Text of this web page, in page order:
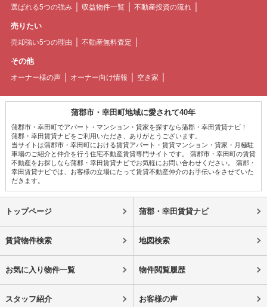
選ばれる5つの強み 収益物件一覧 不動産投資の流れ
売りたい
売却強い5つの理由 不動産無料査定
その他
オーナー様の声 オーナー向け情報 空き家
蒲郡市・幸田町地域に愛されて40年
蒲郡市・幸田町でアパート・マンション・貸家を探すなら蒲郡・幸田賃貸ナビ！
蒲郡・幸田賃貸ナビをご利用いただき、ありがとうございます。
当サイトは蒲郡市・幸田町における賃貸アパート・賃貸マンション・貸家・月極駐
車場のご紹介と仲介を行う住宅不動産賃貸専門サイトです。 蒲郡市・幸田町の賃貸
不動産をお探しなら蒲郡・幸田賃貸ナビでお気軽にお問い合わせください。 蒲郡・
幸田賃貸ナビでは、お客様の立場にたって賃貸不動産仲介のお手伝いをさせていた
だきます。
トップページ 蒲郡・幸田賃貸ナビ
賃貸物件検索 地図検索
お気に入り物件一覧 物件閲覧履歴
スタッフ紹介 お客様の声